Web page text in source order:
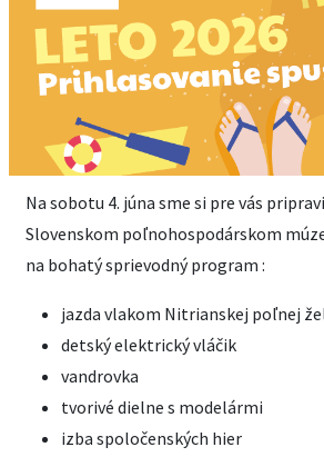
Na sobotu 4. júna sme si pre vás
Slovenskom poľnohospodárskom
na bohatý sprievodný program :
jazda vlakom Nitrianskej poľnej
detský elektrický vláčik
vandrovka
tvorivé dielne s modelármi
izba spoločenských hier